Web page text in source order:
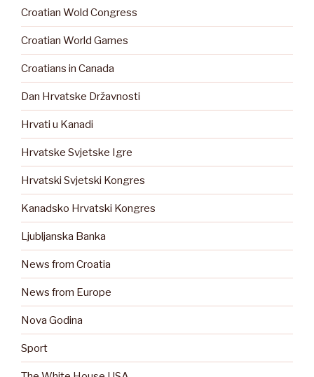
Croatian Wold Congress
Croatian World Games
Croatians in Canada
Dan Hrvatske Državnosti
Hrvati u Kanadi
Hrvatske Svjetske Igre
Hrvatski Svjetski Kongres
Kanadsko Hrvatski Kongres
Ljubljanska Banka
News from Croatia
News from Europe
Nova Godina
Sport